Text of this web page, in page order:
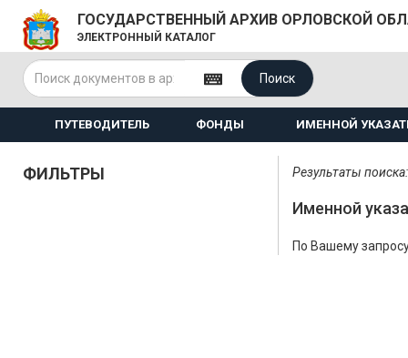
ГОСУДАРСТВЕННЫЙ АРХИВ ОРЛОВСКОЙ
ЭЛЕКТРОННЫЙ КАТАЛОГ
Поиск
ПУТЕВОДИТЕЛЬ ФОНДЫ ИМЕННОЙ
ФИЛЬТРЫ Результаты
Именной
По Вашему